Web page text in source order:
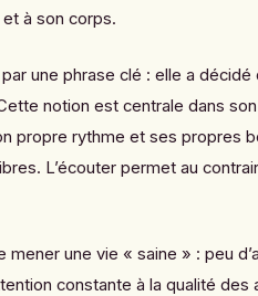
et à son corps.
une phrase clé : elle a
notion est centrale dans
propre rythme et ses propres
L’écouter permet au
mener une vie « saine » : peu
constante à la qualité des